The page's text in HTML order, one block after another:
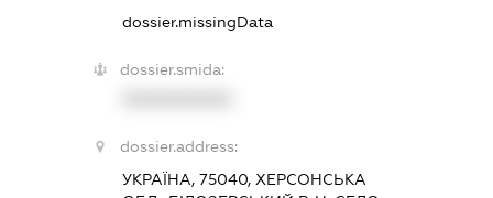
dossier.missingData
dossier.smida:
dossier.address:
УКРАЇНА, 75040, ХЕРСОНСЬКА